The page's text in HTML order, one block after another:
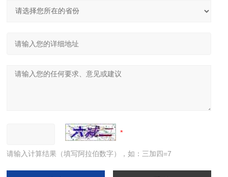
请输入计算结果（填写阿拉伯数字），如：三加四=7